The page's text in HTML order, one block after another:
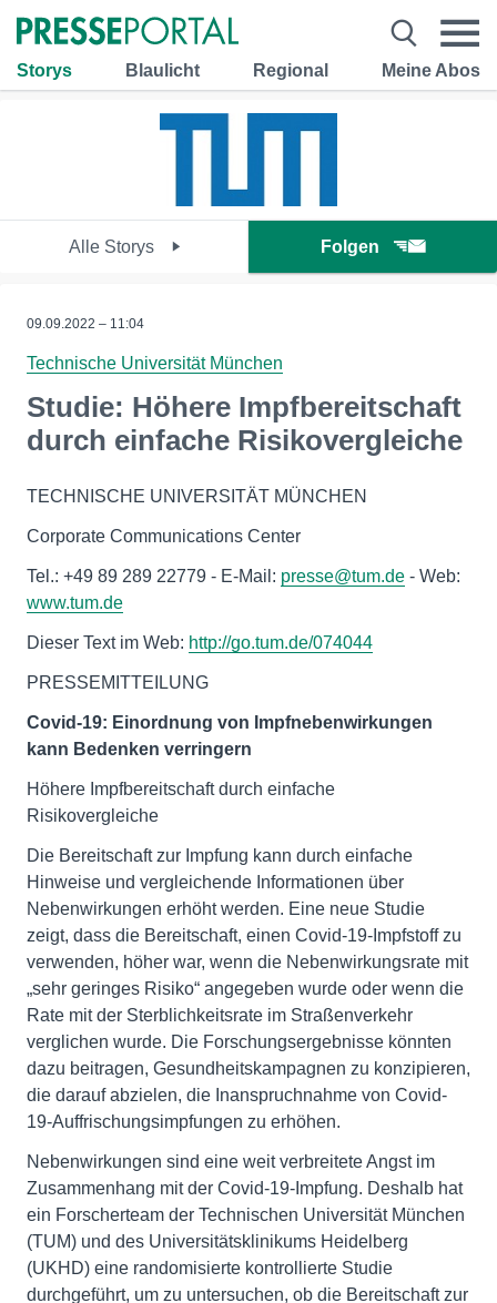
Storys Blaulicht Regional Meine Abos
Alle Storys Folgen
09.09.2022 – 11:04
Technische Universität München
Studie: Höhere Impfbereitschaft
durch einfache Risikovergleiche
TECHNISCHE UNIVERSITÄT MÜNCHEN
Corporate Communications Center
Tel.: +49 89 289 22779 - E-Mail: presse@tum.de - Web:
www.tum.de
Dieser Text im Web: http://go.tum.de/074044
PRESSEMITTEILUNG
Covid-19: Einordnung von Impfnebenwirkungen
kann Bedenken verringern
Höhere Impfbereitschaft durch einfache
Risikovergleiche
Die Bereitschaft zur Impfung kann durch einfache
Hinweise und vergleichende Informationen über
Nebenwirkungen erhöht werden. Eine neue Studie
zeigt, dass die Bereitschaft, einen Covid-19-Impfstoff zu
verwenden, höher war, wenn die Nebenwirkungsrate mit
„sehr geringes Risiko“ angegeben wurde oder wenn die
Rate mit der Sterblichkeitsrate im Straßenverkehr
verglichen wurde. Die Forschungsergebnisse könnten
dazu beitragen, Gesundheitskampagnen zu konzipieren,
die darauf abzielen, die Inanspruchnahme von Covid-
19-Auffrischungsimpfungen zu erhöhen.
Nebenwirkungen sind eine weit verbreitete Angst im
Zusammenhang mit der Covid-19-Impfung. Deshalb hat
ein Forscherteam der Technischen Universität München
(TUM) und des Universitätsklinikums Heidelberg
(UKHD) eine randomisierte kontrollierte Studie
durchgeführt, um zu untersuchen, ob die Bereitschaft zur